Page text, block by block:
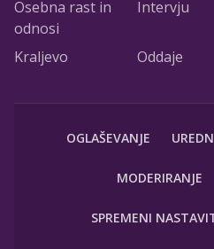
Osebna rast in
odnosi
Intervju
Kraljevo Oddaje
OGLAŠEVANJE
MODERIRANJE
SPREMENI